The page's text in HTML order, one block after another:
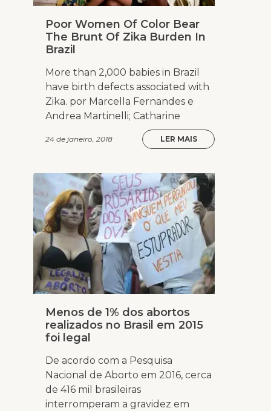
Poor Women Of Color Bear
The Brunt Of Zika Burden In
Brazil
More than 2,000 babies in Brazil
have birth defects associated with
Zika. por Marcella Fernandes e
Andrea Martinelli; Catharine
24 de janeiro, 2018 LER MAIS
Menos de 1% dos abortos
realizados no Brasil em 2015
foi legal
De acordo com a Pesquisa
Nacional de Aborto em 2016, cerca
de 416 mil brasileiras
interromperam a gravidez em